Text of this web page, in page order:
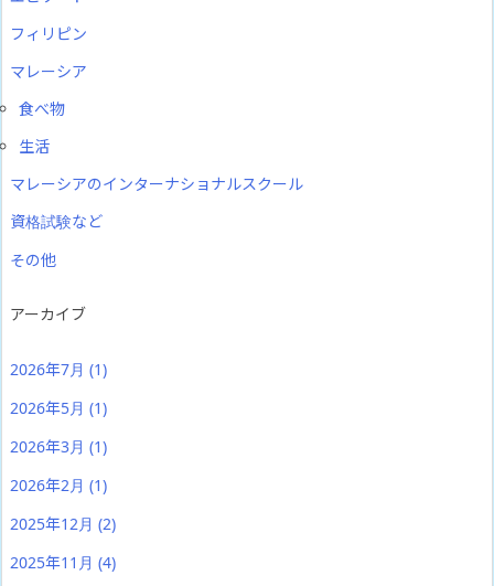
フィリピン
マレーシア
食べ物
生活
マレーシアのインターナショナルスクール
資格試験など
その他
アーカイブ
2026年7月 (1)
2026年5月 (1)
2026年3月 (1)
2026年2月 (1)
2025年12月 (2)
2025年11月 (4)